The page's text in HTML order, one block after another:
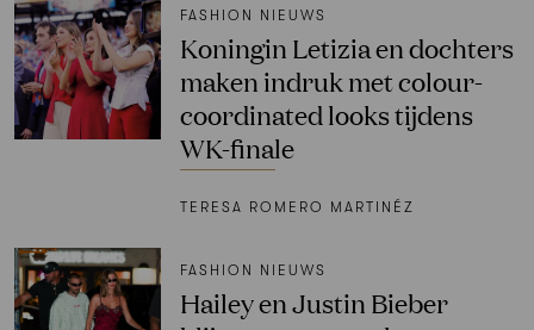
FASHION NIEUWS
Koningin Letizia en dochters
maken indruk met colour-
coordinated looks tijdens
WK-finale
TERESA ROMERO MARTINÉZ
FASHION NIEUWS
Hailey en Justin Bieber